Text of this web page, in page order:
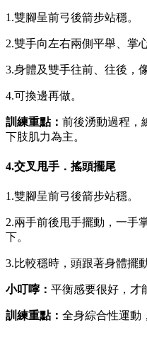
1.雙腳呈前弓後箭步站穩。
2.雙手向左右兩側平舉、掌
3.身體及雙手往前、往後，
4.可換邊再做。
訓練重點： 前後湧動過程，
下肢肌力為主。
4.交叉甩手．搖頭擺尾
1.雙腳呈前弓後箭步站穩。
2.兩手前後甩手擺動，一手
下。
3.比較穩時，頭跟著身體擺
小叮嚀： 平衡感要很好，才
訓練重點： 全身綜合性運動